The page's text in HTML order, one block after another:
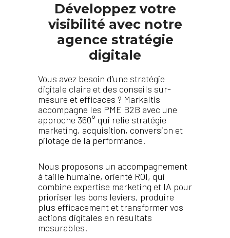
Développez votre
visibilité avec notre
agence stratégie
digitale
Vous avez besoin d’une stratégie
digitale claire et des conseils sur-
mesure et efficaces ? Markaltis
accompagne les PME B2B avec une
approche 360° qui relie stratégie
marketing, acquisition, conversion et
pilotage de la performance.
Nous proposons un accompagnement
à taille humaine, orienté ROI, qui
combine expertise marketing et IA pour
prioriser les bons leviers, produire
plus efficacement et transformer vos
actions digitales en résultats
mesurables.